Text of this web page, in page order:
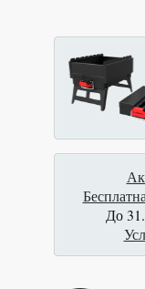
До